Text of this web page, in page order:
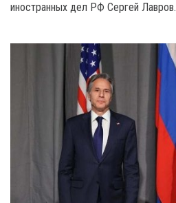
иностранных дел РФ Сергей Лавров.